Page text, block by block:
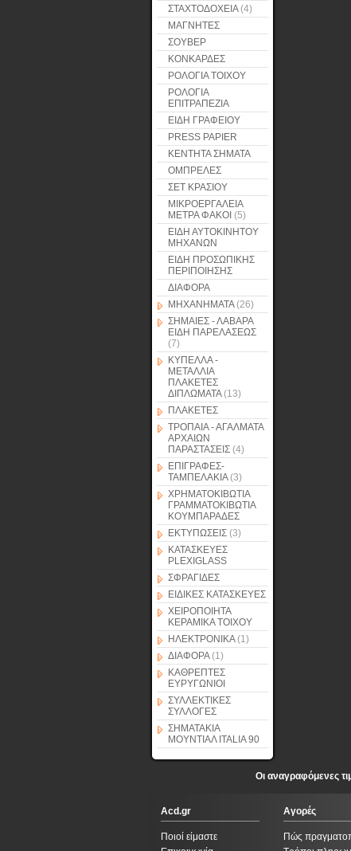
ΣΤΑΧΤΟΔΟΧΕΙΑ(4)
ΜΑΓΝΗΤΕΣ
ΣΟΥΒΕΡ
ΚΟΝΚΑΡΔΕΣ
ΡΟΛΟΓΙΑ ΤΟΙΧΟΥ
ΡΟΛΟΓΙΑ
ΕΠΙΤΡΑΠΕΖΙΑ
ΕΙΔΗ ΓΡΑΦΕΙΟΥ
PRESS PAPIER
ΚΕΝΤΗΤΑ ΣΗΜΑΤΑ
ΟΜΠΡΕΛΕΣ
ΣΕΤ ΚΡΑΣΙΟΥ
ΜΙΚΡΟΕΡΓΑΛΕΙΑ
ΜΕΤΡΑ ΦΑΚΟΙ (5)
ΕΙΔΗ ΑΥΤΟΚΙΝΗΤΟΥ
ΜΗΧΑΝΩΝ
ΕΙΔΗ ΠΡΟΣΩΠΙΚΗΣ
ΠΕΡΙΠΟΙΗΣΗΣ
ΔΙΑΦΟΡΑ
ΜΗΧΑΝΗΜΑΤΑ(26)
ΣΗΜΑΙΕΣ - ΛΑΒΑΡΑ
ΕΙΔΗ ΠΑΡΕΛΑΣΕΩΣ
(7)
ΚΥΠΕΛΛΑ -
ΜΕΤΑΛΛΙΑ
ΠΛΑΚΕΤΕΣ
ΔΙΠΛΩΜΑΤΑ(13)
ΠΛΑΚΕΤΕΣ
ΤΡΟΠΑΙΑ - ΑΓΑΛΜΑΤΑ
ΑΡΧΑΙΩΝ
ΠΑΡΑΣΤΑΣΕΙΣ (4)
ΕΠΙΓΡΑΦΕΣ-
ΤΑΜΠΕΛΑΚΙΑ(3)
ΧΡΗΜΑΤΟΚΙΒΩΤΙΑ
ΓΡΑΜΜΑΤΟΚΙΒΩΤΙΑ
ΚΟΥΜΠΑΡΑΔΕΣ
ΕΚΤΥΠΩΣΕΙΣ (3)
ΚΑΤΑΣΚΕΥΕΣ
PLEXIGLASS
ΣΦΡΑΓΙΔΕΣ
ΕΙΔΙΚΕΣ ΚΑΤΑΣΚΕΥΕΣ
ΧΕΙΡΟΠΟΙΗΤΑ
ΚΕΡΑΜΙΚΑ ΤΟΙΧΟΥ
ΗΛΕΚΤΡΟΝΙΚΑ(1)
ΔΙΑΦΟΡΑ(1)
ΚΑΘΡΕΠΤΕΣ
ΕΥΡΥΓΩΝΙΟΙ
ΣΥΛΛΕΚΤΙΚΕΣ
ΣΥΛΛΟΓΕΣ
ΣΗΜΑΤΑΚΙΑ
ΜΟΥΝΤΙΑΛ ITALIA 90
Οι αναγραφόμενες
Acd.gr
Ποιοί είμαστε
Αγορές
Πώς